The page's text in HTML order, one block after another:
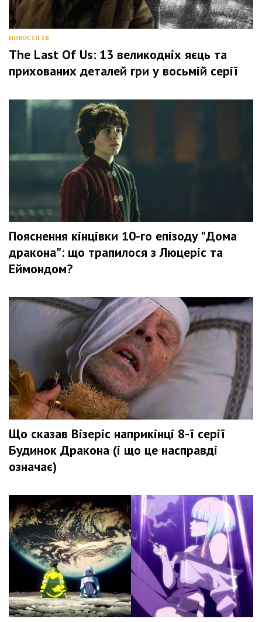
НОВОСТИ ТВ
The Last Of Us: 13 великодніх яєць та
прихованих деталей гри у восьмій серії
Пояснення кінцівки 10-го епізоду "Дома
дракона": що трапилося з Люцеріс та
Еймондом?
Що сказав Візеріс наприкінці 8-ї серії
Будинок Дракона (і що це насправді
означає)